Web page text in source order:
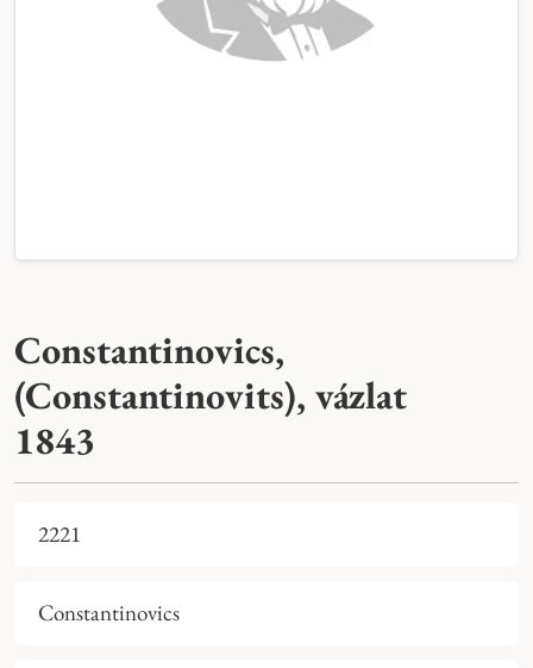
Constantinovics,
(Constantinovits), vázlat
1843
2221
Constantinovics